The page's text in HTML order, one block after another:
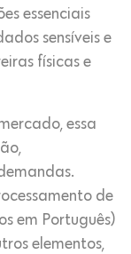
essenciais
sensíveis e
físicas e
essa
de
em Português)
elementos,